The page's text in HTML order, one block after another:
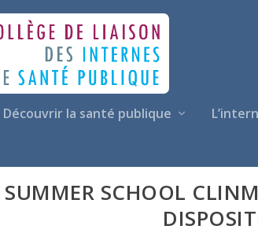
Découvrir la santé publique
SUMMER SCHOOL